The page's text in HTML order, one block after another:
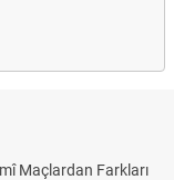
Maçlardan Farkları